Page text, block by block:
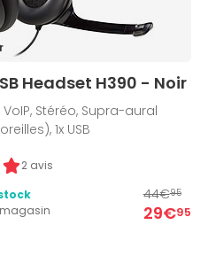
Headset H390 - Noir
Stéréo, Supra-aural
1x USB
2 avis
44€95
29€95
magasin